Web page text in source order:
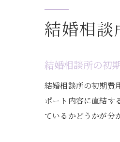
結婚相談
結婚相談所の初
結婚相談所の初期費
ポート内容に直結す
ているかどうかが分